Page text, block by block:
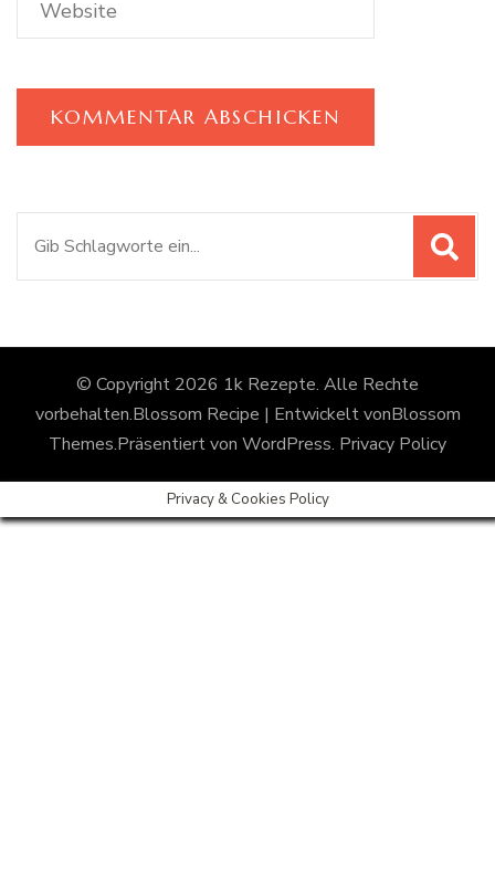
© Copyright 2026 1k Rezepte. Alle Rechte
vorbehalten.Blossom Recipe | Entwickelt vonBlossom
Themes.Präsentiert von WordPress. Privacy Policy
Privacy & Cookies Policy